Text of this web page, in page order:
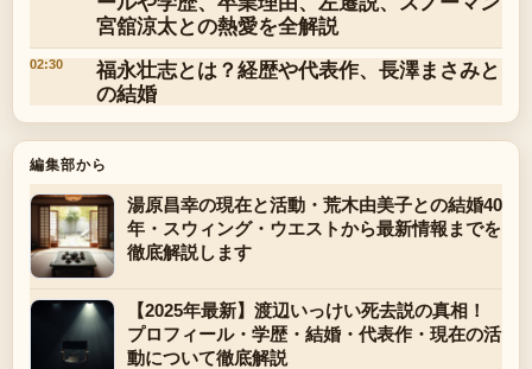
宮舘涼太との熱愛を全解説
02:30
福永壮志とは？経歴や代表作、長澤まさみと
の結婚
編集部から
湯原昌幸の現在と活動・荒木由美子との結婚40
年・スウィング・ウエストから最新情報までを
徹底解説します
【2025年最新】渡辺いっけい死去説の真相！
プロフィール・学歴・結婚・代表作・現在の活
動について徹底解説